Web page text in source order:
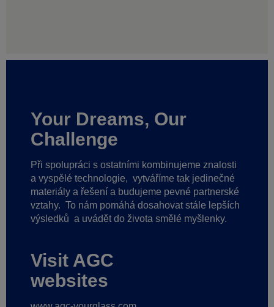
Your Dreams, Our
Challenge
Při spolupráci s ostatními kombinujeme znalosti
a vyspělé technologie, vytváříme tak jedinečné
materiály a řešení a budujeme pevné partnerské
vztahy. To nám pomáhá dosahovat stále lepších
výsledků a uvádět do života smělé myšlenky.
Visit AGC
websites